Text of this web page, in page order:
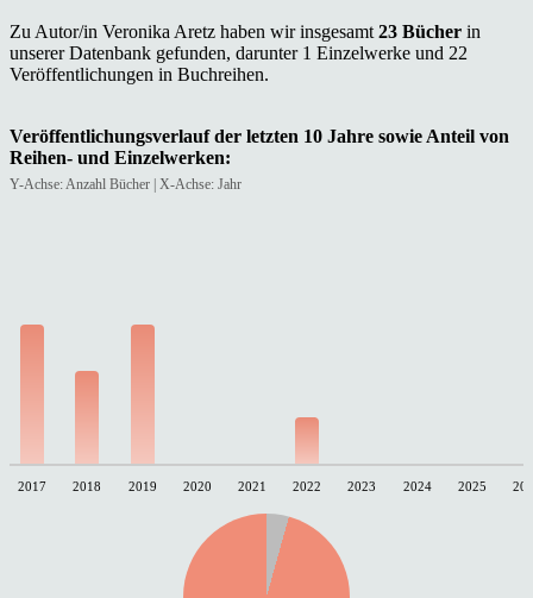
Zu Autor/in Veronika Aretz haben wir insgesamt 23 Bücher in
unserer Datenbank gefunden, darunter 1 Einzelwerke und 22
Veröffentlichungen in Buchreihen.
Veröffentlichungsverlauf der letzten 10 Jahre sowie Anteil von
Reihen- und Einzelwerken:
Y-Achse: Anzahl Bücher | X-Achse: Jahr
2017 2018 2019 2020 2021 2022 2023 2024 2025